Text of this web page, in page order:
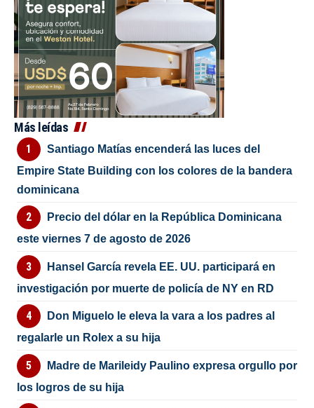
Más leídas
Santiago Matías encenderá las luces del
Empire State Building con los colores de la bandera
dominicana
Precio del dólar en la República Dominicana
este viernes 7 de agosto de 2026
Hansel García revela EE. UU. participará en
investigación por muerte de policía de NY en RD
Don Miguelo le eleva la vara a los padres al
regalarle un Rolex a su hija
Madre de Marileidy Paulino expresa orgullo por
los logros de su hija